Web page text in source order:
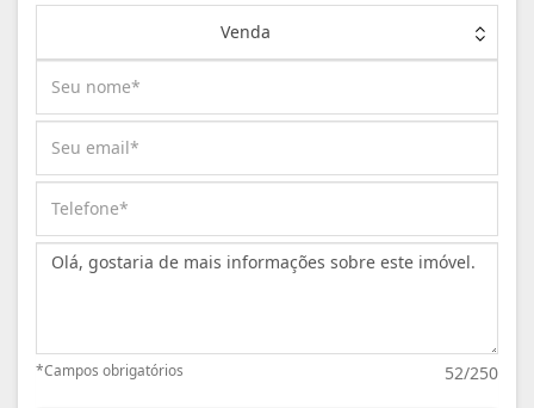
Venda
Mensagem:
52/250
*Campos obrigatórios